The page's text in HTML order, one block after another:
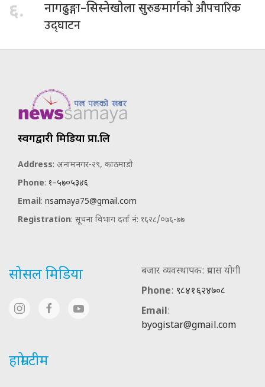
६. नागढुङ्गा–सिस्नेखोला सुरुङमार्गकोऔपचारिक
उद्घाटन
स्वर्गद्वारी मिडिया प्रा.लि
Address: अनामनगर-२९, काठमाडौ
Phone: १–५७०५३४६
Email: nsamaya75@gmail.com
Registration: सूचना विभाग दर्ता नं: १६२८/०७६-७७
सोसल मिडिया
बजार व्यवस्थापक: प्रयास योगी
Phone: ९८४१६२४७०८
Email:
byogistar@gmail.com
हाम्रो टीम